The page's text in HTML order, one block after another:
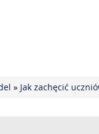
» Jak zachęcić